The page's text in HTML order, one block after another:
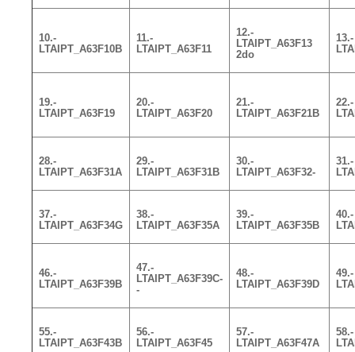
10.-
LTAIPT_A63F10B
11.-
LTAIPT_A63F11
12.-
LTAIPT_A63F13
2do
13.-
19.-
LTAIPT_A63F19
20.-
LTAIPT_A63F20
21.-
LTAIPT_A63F21B
22.-
28.-
LTAIPT_A63F31A
29.-
LTAIPT_A63F31B
30.-
LTAIPT_A63F32-
31.-
37.-
LTAIPT_A63F34G
38.-
LTAIPT_A63F35A
39.-
LTAIPT_A63F35B
40.-
46.-
LTAIPT_A63F39B
47.-
LTAIPT_A63F39C-
-
48.-
LTAIPT_A63F39D
49.-
55.-
LTAIPT_A63F43B
56.-
LTAIPT_A63F45
57.-
LTAIPT_A63F47A
58.-